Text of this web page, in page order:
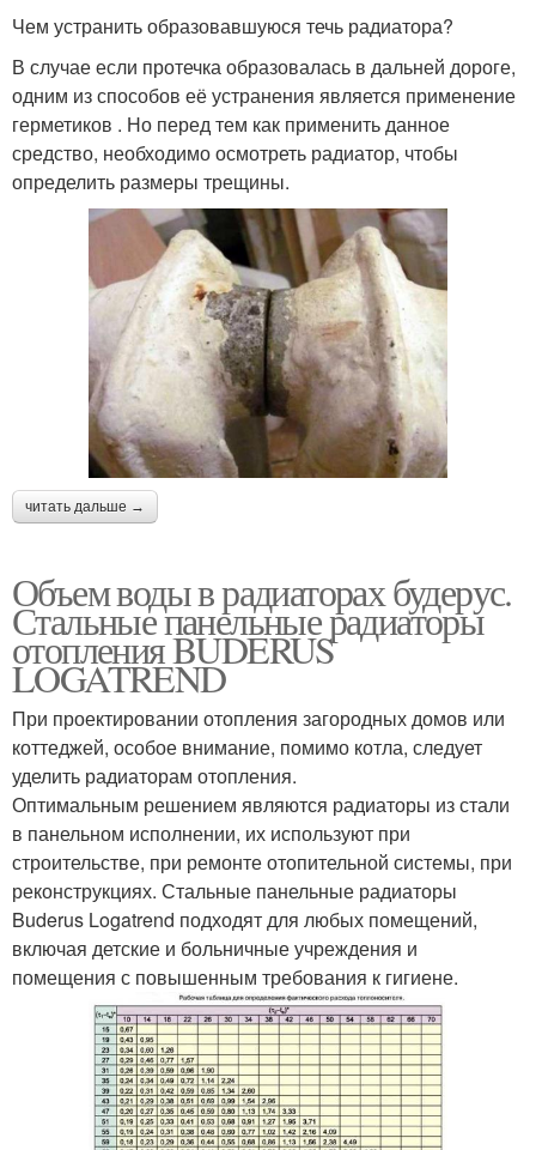
Чем устранить образовавшуюся течь радиатора?
В случае если протечка образовалась в дальней дороге,
одним из способов её устранения является применение
герметиков . Но перед тем как применить данное
средство, необходимо осмотреть радиатор, чтобы
определить размеры трещины.
читать дальше →
Объем воды в радиаторах будерус.
Стальные панельные радиаторы
отопления BUDERUS
LOGATREND
При проектировании отопления загородных домов или
коттеджей, особое внимание, помимо котла, следует
уделить радиаторам отопления.
Оптимальным решением являются радиаторы из стали
в панельном исполнении, их используют при
строительстве, при ремонте отопительной системы, при
реконструкциях. Стальные панельные радиаторы
Buderus Logatrend подходят для любых помещений,
включая детские и больничные учреждения и
помещения с повышенным требования к гигиене.